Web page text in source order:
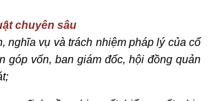
chuyên sâu
nghĩa vụ và trách nhiệm pháp lý của cổ
góp vốn, ban giám đốc, hội đồng quản